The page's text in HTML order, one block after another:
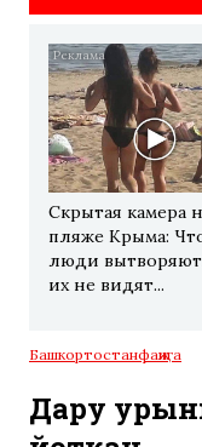
Скрытая камера
пляже Крыма:
люди
их не видят...
Башкортостанфаҗига
Дару